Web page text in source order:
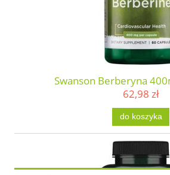
Swanson Berberyna
62,98 zł
do koszyka